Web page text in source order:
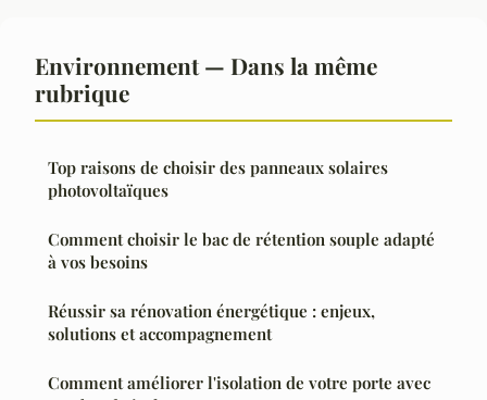
Environnement — Dans la même
rubrique
Top raisons de choisir des panneaux solaires
photovoltaïques
Comment choisir le bac de rétention souple adapté
à vos besoins
Réussir sa rénovation énergétique : enjeux,
solutions et accompagnement
Comment améliorer l'isolation de votre porte avec